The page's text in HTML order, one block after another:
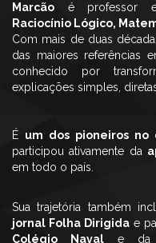
Marcão é professor
Raciocínio Lógico,
Com mais de duas
das maiores referências
conhecido por
explicações simples,
É um dos pioneiros no
participou ativamente da
em todo o país.
Sua trajetória também
jornal Folha Dirigidae
Colégio Naval e